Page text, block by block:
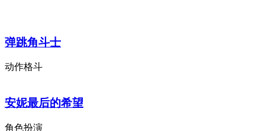
弹跳角斗士
动作格斗
安妮最后的希望
角色扮演